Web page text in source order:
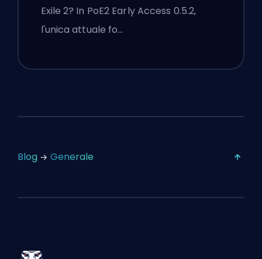
Exile 2? In PoE2 Early Access 0.5.2,
l'unica attuale fo…
Blog Generale